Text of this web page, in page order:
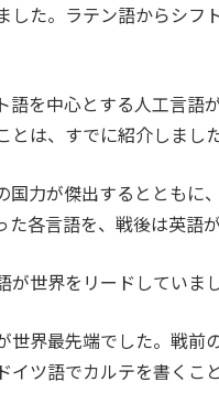
した。ラテン語からシフ
を中心とする人工言語
は、すでに紹介しました
力が傑出するとともに
各言語を、戦後は英語
世界をリードしていまし
世界最先端でした。戦前
ツ語でカルテを書くこ